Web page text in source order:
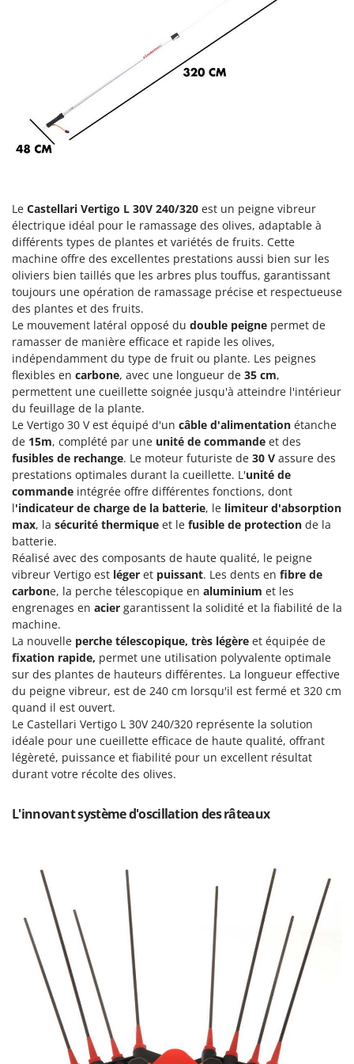
Gyrobroyeurs à lame pour tracteur
Haches - Cognées et Hachettes
Hachoirs à viande
Herses à Dents
Herses Rotatives
Lames niveleuses pour tracteur
Lave-vitres
Lieuses électriques pour vignes
M
Machines à pâtes
Machines pour la transformation des fruits
Machines sous vide
Motobineuses
Motoculteurs
Motofaucheuses
Motopompes pour irrigation
Moulins à céréales électriques
Moulins à farine
N
Nettoyeurs et Balais à vapeur
Nettoyeurs haute pression
Nettoyeurs tapis, moquettes et tapisseries
P
Peignes vibreurs et Secoueurs à olives
Pelles rétros pour tracteur
Perches Élagueuses
Pétrins à Spirale
Piscines
Plateaux de coupe pour tracteur
Pompes de transfert
Pompes immergées électriques
Postes à souder
Poussoirs à saucisse
Presses à pellets
Pressoirs à fruits
Pressoirs à Raisin
Einhell
Elegen
Energy Gruppi
Eschenfelder
EuroMech
Eurosystems
F
FAC
Fama Industrie
Famag
Famur
FARMER
FBC
Ferrari Group
Ferroni
Ferrua
FIAC
FIEM
Fimar
FINI
Fiorentini
Fiskars
Flymo
Fontana Forni
Forest Master
Francini
G
G3 Ferrari
Garofalo
Gierre
Ginko - MGM
Gipeco
Girmi
GRAEF
Gre
GreenBay
Greenworks
Le Castellari Vertigo L 30V 240/320 est un peigne vibreur
électrique idéal pour le ramassage des olives, adaptable à
différents types de plantes et variétés de fruits. Cette
machine offre des excellentes prestations aussi bien sur les
oliviers bien taillés que les arbres plus touffus, garantissant
toujours une opération de ramassage précise et respectueuse
des plantes et des fruits.
Le mouvement latéral opposé du double peigne permet de
ramasser de manière efficace et rapide les olives,
indépendamment du type de fruit ou plante. Les peignes
flexibles en carbone, avec une longueur de 35 cm,
permettent une cueillette soignée jusqu'à atteindre l'intérieur
du feuillage de la plante.
Le Vertigo 30 V est équipé d'un câble d'alimentation étanche
de 15m, complété par une unité de commande et des
fusibles de rechange. Le moteur futuriste de 30 V assure des
prestations optimales durant la cueillette. L'unité de
commande intégrée offre différentes fonctions, dont
l'indicateur de charge de la batterie, le limiteur d'absorption
max, la sécurité thermique et le fusible de protection de la
batterie.
Réalisé avec des composants de haute qualité, le peigne
vibreur Vertigo est léger et puissant. Les dents en fibre de
carbone, la perche télescopique en aluminium et les
engrenages en acier garantissent la solidité et la fiabilité de la
machine.
La nouvelle perche télescopique, très légère et équipée de
fixation rapide, permet une utilisation polyvalente optimale
sur des plantes de hauteurs différentes. La longueur effective
du peigne vibreur, est de 240 cm lorsqu'il est fermé et 320 cm
quand il est ouvert.
Le Castellari Vertigo L 30V 240/320 représente la solution
idéale pour une cueillette efficace de haute qualité, offrant
légèreté, puissance et fiabilité pour un excellent résultat
durant votre récolte des olives.
L'innovant système d'oscillation des râteaux